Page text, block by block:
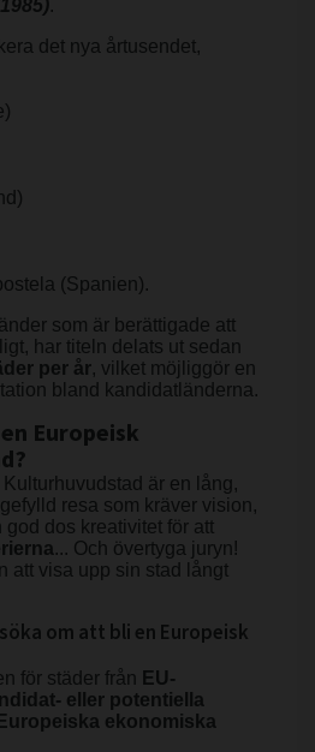
.
det nya årtusendet,
(Spanien).
som är berättigade att
har titeln delats ut sedan
per år, vilket möjliggör en
bland kandidatländerna.
Europeisk
är en lång,
resa som kräver vision,
dos kreativitet för att
... Och övertyga juryn!
att visa upp sin stad långt
om att bli en Europeisk
för städer från EU-
eller potentiella
Europeiska ekonomiska